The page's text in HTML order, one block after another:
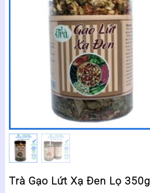
Trà Gạo Lứt Xạ Đen Lọ 350g